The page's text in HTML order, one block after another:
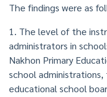
The findings were as
1. The level of the
administrators in
Nakhon Primary
school
educational school